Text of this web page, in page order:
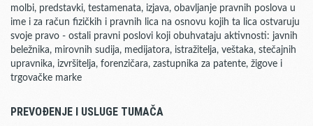
molbi, predstavki, testamenata, izjava, obavljanje pravnih poslova u
ime i za račun fizičkih i pravnih lica na osnovu kojih ta lica ostvaruju
svoje pravo - ostali pravni poslovi koji obuhvataju aktivnosti: javnih
beležnika, mirovnih sudija, medijatora, istražitelja, veštaka, stečajnih
upravnika, izvršitelja, forenzičara, zastupnika za patente, žigove i
trgovačke marke
PREVOĐENJE I USLUGE TUMAČA